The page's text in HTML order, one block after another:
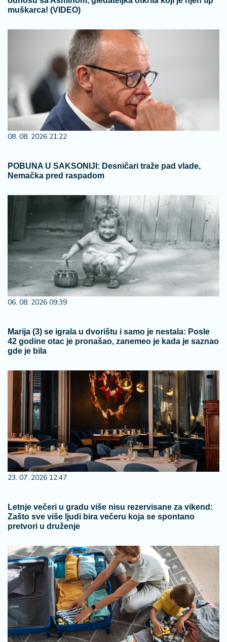
muškarca! (VIDEO)
08. 08. 2026 21:22
POBUNA U SAKSONIJI: Desničari traže pad vlade,
Nemačka pred raspadom
06. 08. 2026 09:39
Marija (3) se igrala u dvorištu i samo je nestala: Posle
42 godine otac je pronašao, zanemeo je kada je saznao
gde je bila
23. 07. 2026 12:47
Letnje večeri u gradu više nisu rezervisane za vikend:
Zašto sve više ljudi bira večeru koja se spontano
pretvori u druženje